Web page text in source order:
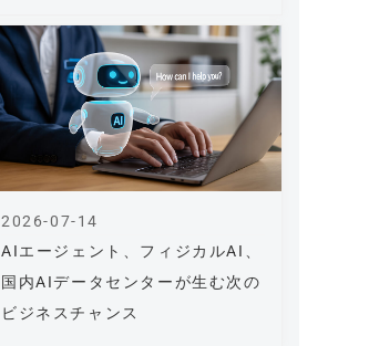
AIエージェント、フィジカルAI、
国内AIデータセンターが生む次の
ビジネスチャンス
2026-07-14